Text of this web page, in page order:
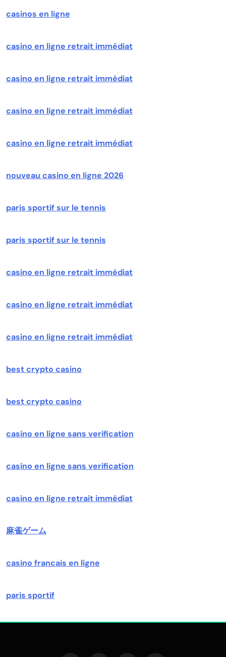
casinos en ligne
casino en ligne retrait immédiat
casino en ligne retrait immédiat
casino en ligne retrait immédiat
casino en ligne retrait immédiat
nouveau casino en ligne 2026
paris sportif sur le tennis
paris sportif sur le tennis
casino en ligne retrait immédiat
casino en ligne retrait immédiat
casino en ligne retrait immédiat
best crypto casino
best crypto casino
casino en ligne sans verification
casino en ligne sans verification
casino en ligne retrait immédiat
麻雀ゲーム
casino francais en ligne
paris sportif